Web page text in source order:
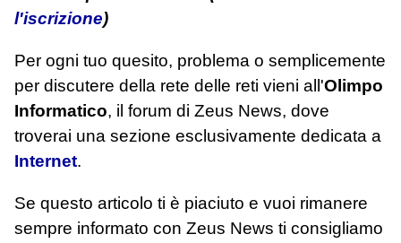
l'iscrizione)
Per ogni tuo quesito, problema o semplicemente
per discutere della rete delle reti vieni all'Olimpo
Informatico, il forum di Zeus News, dove
troverai una sezione esclusivamente dedicata a
Internet.
Se questo articolo ti è piaciuto e vuoi rimanere
sempre informato con Zeus News ti consigliamo